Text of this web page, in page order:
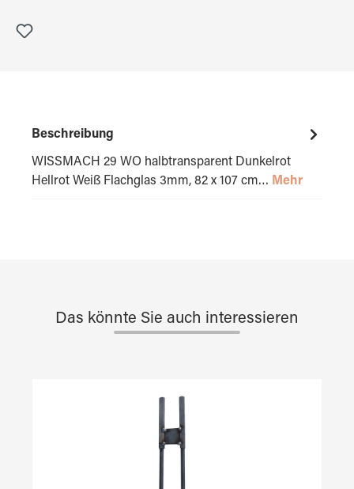
Beschreibung
WISSMACH 29 WO halbtransparent Dunkelrot
Hellrot Weiß Flachglas 3mm, 82 x 107 cm… Mehr
Das könnte Sie auch interessieren